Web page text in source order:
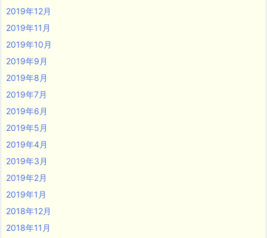
2019年12月
2019年11月
2019年10月
2019年9月
2019年8月
2019年7月
2019年6月
2019年5月
2019年4月
2019年3月
2019年2月
2019年1月
2018年12月
2018年11月